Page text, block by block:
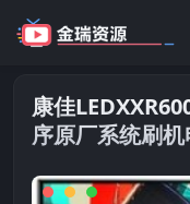
康佳
序原厂系统刷